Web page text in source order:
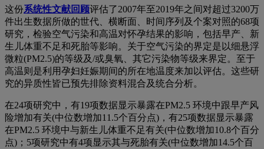
这份系统性文献回顾评估了2007年至2019年之间对超过3200万
件出生数据所做的世代、横断面、时间序列及个案对照的68项
研究，检验空气污染和高温对怀孕结果的影响，包括早产、新
生儿体重不足和死胎等影响。关于空气污染的界定是以细悬浮
微粒(PM2.5)的等级及/或臭氧、其它污染物等级来界定。至于
高温则是利用孕妇妊娠期间的所在地温度来加以评估。这些研
究的异质性皆已预先排除资料混合及统合分析。
在24项研究中，有19项数据显示暴露在PM2.5 环境中跟早产风
险增加有关(中位数增加11.5个百分点)，有25项数据显示暴露
在PM2.5 环境中与新生儿体重不足有关(中位数增加10.8个百分
点)；5项研究中有4项显示其与死胎有关(中位数增加14.5个百